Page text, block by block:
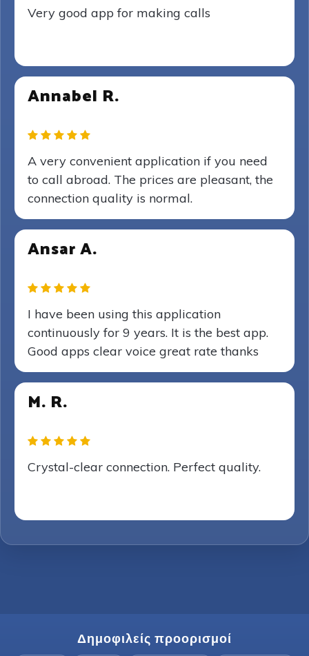
Very good app for making calls
Annabel R.
A very convenient application if you need
to call abroad. The prices are pleasant, the
connection quality is normal.
Ansar A.
I have been using this application
continuously for 9 years. It is the best app.
Good apps clear voice great rate thanks
M. R.
Crystal-clear connection. Perfect quality.
Δημοφιλείς προορισμοί